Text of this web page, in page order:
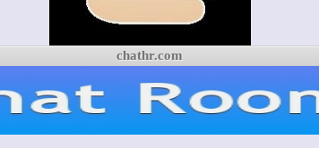
chathr.com